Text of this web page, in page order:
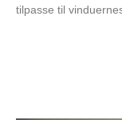
tilpasse til